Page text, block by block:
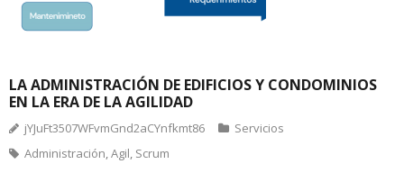
LA ADMINISTRACIÓN DE EDIFICIOS Y CONDOMINIOS
EN LA ERA DE LA AGILIDAD
jYJuFt3507WFvmGnd2aCYnfkmt86
Servicios
Administración,Agil, Scrum